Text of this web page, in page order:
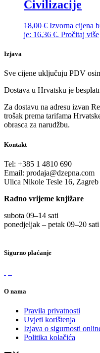
Civilizacije
18,00€ Izvorna cijena
je: 16,36 €. Pročitaj više
Izjava
Sve cijene uključuju PDV
Dostava u Hrvatsku je
Za dostavu na adresu izvan
trošak prema tarifama
obrasca za narudžbu.
Kontakt
Tel: +385 1 4810 690
Email: prodaja@dzepna.com
Ulica Nikole Tesle 16,
Radno vrijeme knjižare
subota 09–14 sati
ponedjeljak – petak 09–20 sati
Sigurno plaćanje
O nama
Pravila privatnosti
Uvjeti korištenja
Izjava o sigurnosti
Politika kolačića